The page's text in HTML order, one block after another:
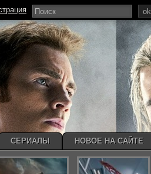
ok
СЕРИАЛЫ НОВОЕ НА САЙТЕ